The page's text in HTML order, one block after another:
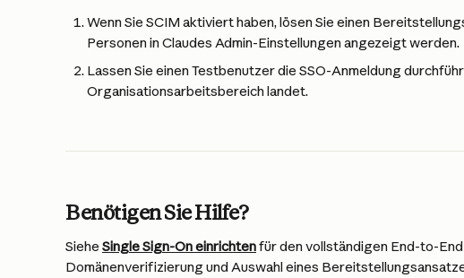
Wenn Sie SCIM aktiviert haben, lösen Sie einen
Personen in Claudes Admin-Einstellungen angezeigt werden.
Lassen Sie einen Testbenutzer die SSO-Anmeldung
Organisationsarbeitsbereich landet.
Benötigen Sie Hilfe?
Siehe Single Sign-On einrichten für den vollständigen End-to-
Domänenverifizierung und Auswahl eines